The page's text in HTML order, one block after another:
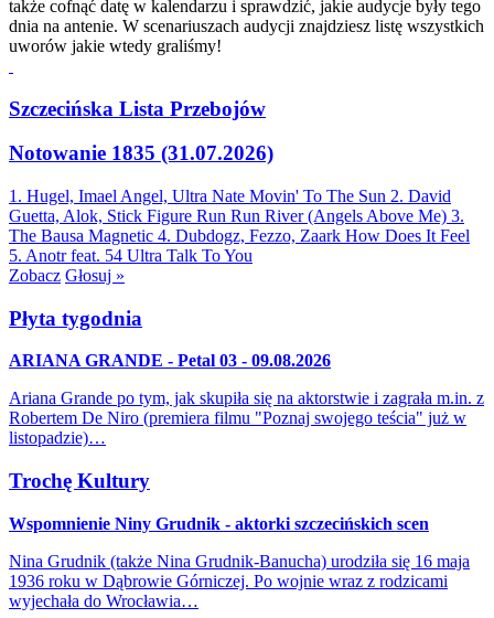
także cofnąć datę w kalendarzu i sprawdzić, jakie audycje były tego
dnia na antenie. W scenariuszach audycji znajdziesz listę wszystkich
uworów jakie wtedy graliśmy!
Szczecińska Lista Przebojów
Notowanie 1835 (31.07.2026)
1. Hugel, Imael Angel, Ultra Nate Movin' To The Sun 2. David
Guetta, Alok, Stick Figure Run Run River (Angels Above Me) 3.
The Bausa Magnetic 4. Dubdogz, Fezzo, Zaark How Does It Feel
5. Anotr feat. 54 Ultra Talk To You
Zobacz Głosuj »
Płyta tygodnia
ARIANA GRANDE - Petal 03 - 09.08.2026
Ariana Grande po tym, jak skupiła się na aktorstwie i zagrała m.in. z
Robertem De Niro (premiera filmu "Poznaj swojego teścia" już w
listopadzie)…
Trochę Kultury
Wspomnienie Niny Grudnik - aktorki szczecińskich scen
Nina Grudnik (także Nina Grudnik-Banucha) urodziła się 16 maja
1936 roku w Dąbrowie Górniczej. Po wojnie wraz z rodzicami
wyjechała do Wrocławia…